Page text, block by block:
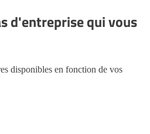
d'entreprise qui vous
disponibles en fonction de vos